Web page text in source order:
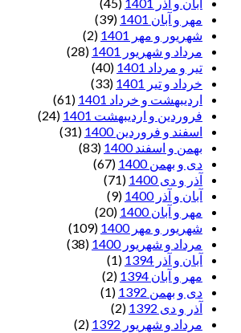
آبان و آذر 1401
(45)
مهر و آبان 1401
(39)
شهریور و مهر 1401
(2)
مرداد و شهریور 1401
(28)
تیر و مرداد 1401
(40)
خرداد و تیر 1401
(33)
اردیبهشت و خرداد 1401
(61)
فروردین و اردیبهشت 1401
(24)
اسفند و فروردین 1400
(31)
بهمن و اسفند 1400
(83)
دی و بهمن 1400
(67)
آذر و دی 1400
(71)
آبان و آذر 1400
(9)
مهر و آبان 1400
(20)
شهریور و مهر 1400
(109)
مرداد و شهریور 1400
(38)
آبان و آذر 1394
(1)
مهر و آبان 1394
(2)
دی و بهمن 1392
(1)
آذر و دی 1392
(2)
مرداد و شهریور 1392
(2)